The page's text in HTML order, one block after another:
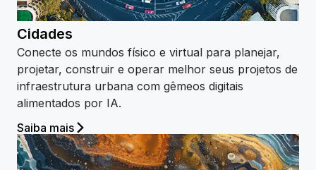
Cidades
Conecte os mundos físico e virtual para planejar,
projetar, construir e operar melhor seus projetos de
infraestrutura urbana com gêmeos digitais
alimentados por IA.
Saiba mais